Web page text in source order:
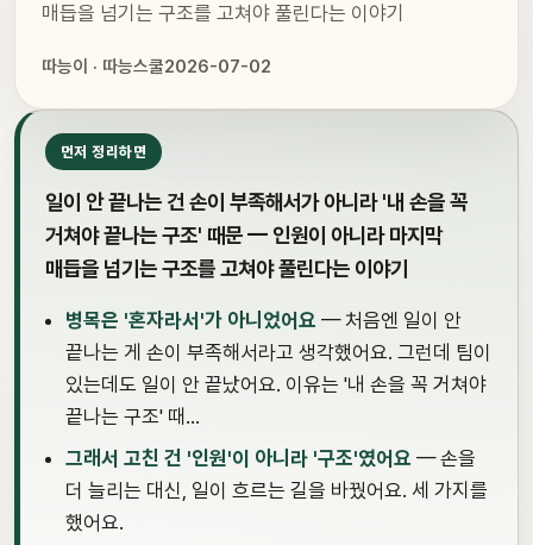
매듭을 넘기는 구조를 고쳐야 풀린다는 이야기
따능이 · 따능스쿨2026-07-02
먼저 정리하면
일이 안 끝나는 건 손이 부족해서가 아니라 '내 손을 꼭
거쳐야 끝나는 구조' 때문 — 인원이 아니라 마지막
매듭을 넘기는 구조를 고쳐야 풀린다는 이야기
병목은 '혼자라서'가 아니었어요 — 처음엔 일이 안
끝나는 게 손이 부족해서라고 생각했어요. 그런데 팀이
있는데도 일이 안 끝났어요. 이유는 '내 손을 꼭 거쳐야
끝나는 구조' 때…
그래서 고친 건 '인원'이 아니라 '구조'였어요 — 손을
더 늘리는 대신, 일이 흐르는 길을 바꿨어요. 세 가지를
했어요.